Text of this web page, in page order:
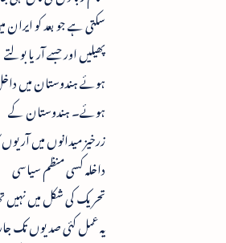
سکتی ہے جو بعد کو ایران
پھیلیں اور جسے آریا بولتے
ہوئے ہندوستان میں
ہوئے۔ ہندوستان کے
زرخیز میدانوں میں آریوں
داخلہ کسی منظم سیاسی
تحریک کی شکل میں نہیں
یہ عمل کئی صدیوں تک